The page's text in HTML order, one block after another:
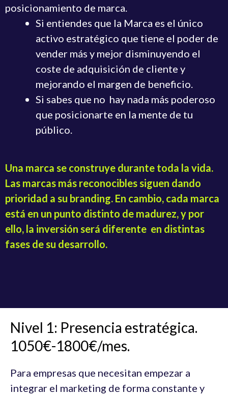
posicionamiento de marca.
Si entiendes que la Marca es el único
activo estratégico que tiene el poder de
vender más y mejor disminuyendo el
coste de adquisición de cliente y
mejorando el margen de beneficio.
Si sabes que no hay nada más poderoso
que posicionarte en la mente de tu
público.
Una marca se construye durante toda la vida.
Las marcas más reconocibles siguen dando
prioridad a su branding. En cambio, cada marca
está en un punto distinto de madurez, y por
ello, la inversión será diferente en distintas
fases de su desarrollo.
Nivel 1: Presencia estratégica.
1050€-1800€/mes.
Para empresas que necesitan empezar a
integrar el marketing de forma constante y